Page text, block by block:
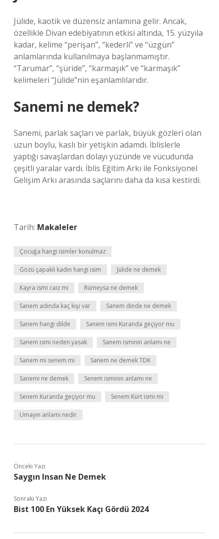
Jülide, kaotik ve düzensiz anlamına gelir. Ancak,
özellikle Divan edebiyatının etkisi altında, 15. yüzyıla
kadar, kelime “perişan”, “kederli” ve “üzgün”
anlamlarında kullanılmaya başlanmamıştır.
“Tarumar”, “şüride”, “karmaşık” ve “karmaşık”
kelimeleri “Jülide”nin eşanlamlılarıdır.
Sanemi ne demek?
Sanemi, parlak saçları ve parlak, büyük gözleri olan
uzun boylu, kaslı bir yetişkin adamdı. İblislerle
yaptığı savaşlardan dolayı yüzünde ve vücudunda
çeşitli yaralar vardı. İblis Eğitim Arkı ile Fonksiyonel
Gelişim Arkı arasında saçlarını daha da kısa kestirdi.
Tarih: Makaleler
Çocuğa hangi isimler konulmaz
Gözü çapaklı kadın hangi isim Jülide ne demek
Kayra ismi caiz mi Rümeysa ne demek
Sanem adında kaç kişi var Sanem dinde ne demek
Sanem hangi dilde Sanem ismi Kuranda geçiyor mu
Sanem ismi neden yasak Sanem isminin anlamı ne
Sanem mi senem mi Sanem ne demek TDK
Sanemi ne demek Senem isminin anlamı ne
Senem Kuranda geçiyor mu Senem Kürt ismi mi
Umayın anlamı nedir
Önceki Yazı
Saygın Insan Ne Demek
Sonraki Yazı
Bist 100 En Yüksek Kaçı Gördü 2024